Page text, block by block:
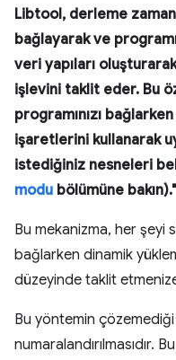
Libtool, derleme
bağlayarak ve
veri yapıları
işlevini taklit eder. Bu
programınızı
işaretlerini kullanarak
istediğiniz nesneleri
modu bölümüne bakın)."
Bu mekanizma, her şeyi
bağlarken dinamik
düzeyinde taklit
Bu yöntemin çözemediği
numaralandırılmasıdır.